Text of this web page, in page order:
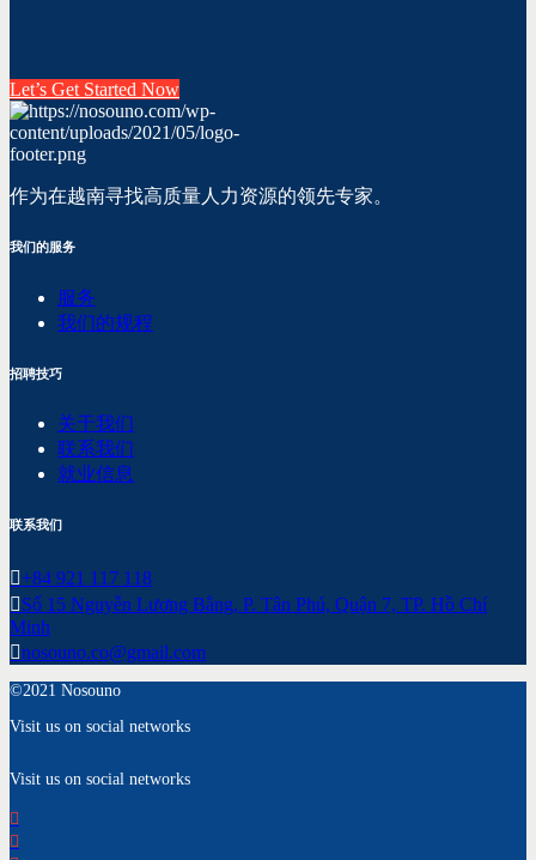
Let’s Get Started Now
作为在越南寻找高质量人力资源的领先专家。
我们的服务
服务
我们的规程
招聘技巧
关于我们
联系我们
就业信息
联系我们
+84 921 117 118
Số 15 Nguyễn Lương Bằng, P. Tân Phú, Quận 7, TP. Hồ Chí
Minh
nosouno.co@gmail.com
©2021 Nosouno
Visit us on social networks
Visit us on social networks